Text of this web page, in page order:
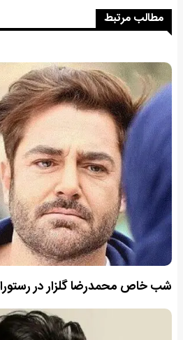
مطالب مرتبط
شب خاص محمدرضا گلزار در